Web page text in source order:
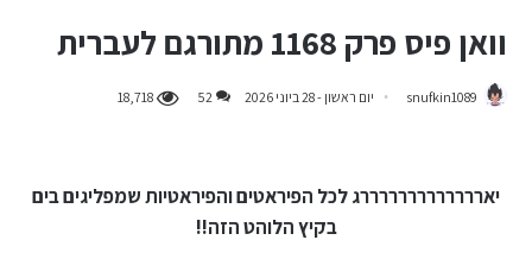
וואן פיס פרק 1168 מתורגם לעברית
snufkin1089 יום ראשון - 28 ביוני 2026 52
18,718
יארררררררררררררג לכל הפיראטים והפיראטיות שמפליגים בים
בקיץ הלוהט הזה!!